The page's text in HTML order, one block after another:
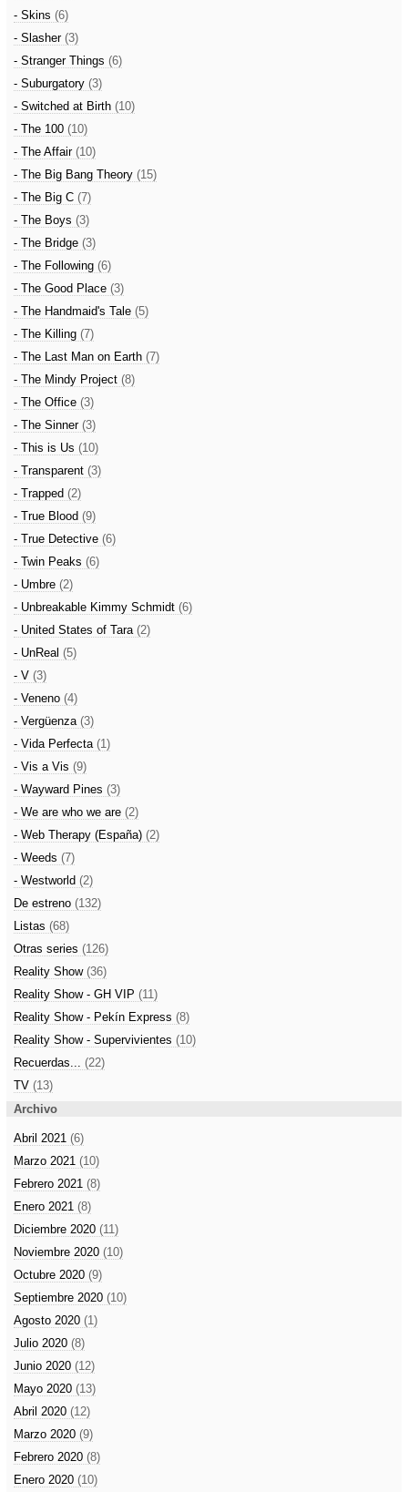
- Skins (6)
- Slasher (3)
- Stranger Things (6)
- Suburgatory (3)
- Switched at Birth (10)
- The 100 (10)
- The Affair (10)
- The Big Bang Theory (15)
- The Big C (7)
- The Boys (3)
- The Bridge (3)
- The Following (6)
- The Good Place (3)
- The Handmaid's Tale (5)
- The Killing (7)
- The Last Man on Earth (7)
- The Mindy Project (8)
- The Office (3)
- The Sinner (3)
- This is Us (10)
- Transparent (3)
- Trapped (2)
- True Blood (9)
- True Detective (6)
- Twin Peaks (6)
- Umbre (2)
- Unbreakable Kimmy Schmidt (6)
- United States of Tara (2)
- UnReal (5)
- V (3)
- Veneno (4)
- Vergüenza (3)
- Vida Perfecta (1)
- Vis a Vis (9)
- Wayward Pines (3)
- We are who we are (2)
- Web Therapy (España) (2)
- Weeds (7)
- Westworld (2)
De estreno (132)
Listas (68)
Otras series (126)
Reality Show (36)
Reality Show - GH VIP (11)
Reality Show - Pekín Express (8)
Reality Show - Supervivientes (10)
Recuerdas... (22)
TV (13)
Archivo
Abril 2021 (6)
Marzo 2021 (10)
Febrero 2021 (8)
Enero 2021 (8)
Diciembre 2020 (11)
Noviembre 2020 (10)
Octubre 2020 (9)
Septiembre 2020 (10)
Agosto 2020 (1)
Julio 2020 (8)
Junio 2020 (12)
Mayo 2020 (13)
Abril 2020 (12)
Marzo 2020 (9)
Febrero 2020 (8)
Enero 2020 (10)